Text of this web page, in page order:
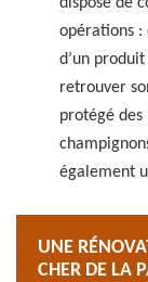
opérations :
d’un
retrouver
protégé des
également
UNE
CHER DE LA